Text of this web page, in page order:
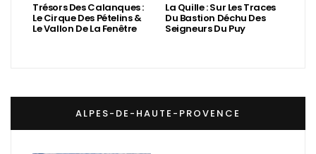
Trésors Des Calanques :
Le Cirque Des Pételins &
Le Vallon De La Fenêtre
La Quille : Sur Les Traces
Du Bastion Déchu Des
Seigneurs Du Puy
ALPES-DE-HAUTE-PROVENCE